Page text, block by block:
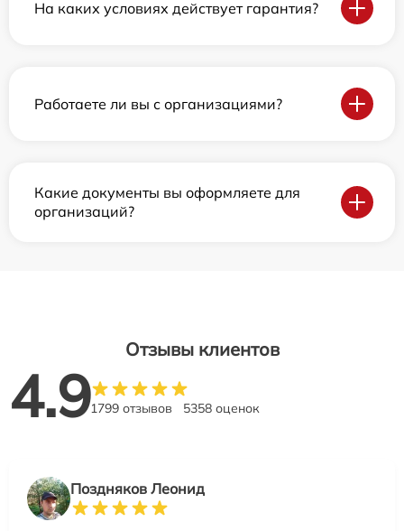
На каких условиях действует гарантия?
Работаете ли вы с организациями?
Какие документы вы оформляете для
организаций?
Отзывы клиентов
4.91799 отзывов 5358 оценок
Поздняков Леонид